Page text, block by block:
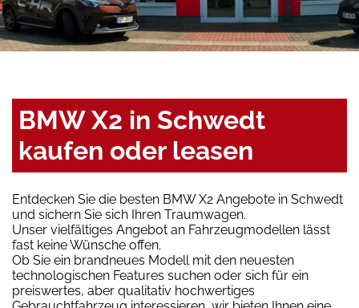
BMW X2 in Schwedt
kaufen oder leasen
Entdecken Sie die besten BMW X2 Angebote in Schwedt
und sichern Sie sich Ihren Traumwagen.
Unser vielfältiges Angebot an Fahrzeugmodellen lässt
fast keine Wünsche offen.
Ob Sie ein brandneues Modell mit den neuesten
technologischen Features suchen oder sich für ein
preiswertes, aber qualitativ hochwertiges